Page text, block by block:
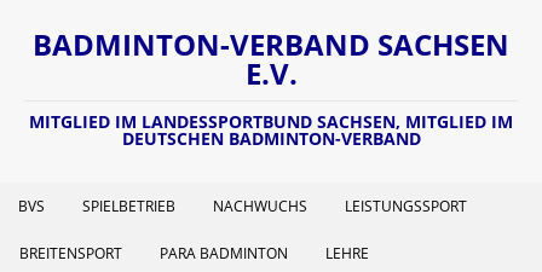
BADMINTON-VERBAND SACHSEN
E.V.
MITGLIED IM LANDESSPORTBUND SACHSEN, MITGLIED IM
DEUTSCHEN BADMINTON-VERBAND
BVS SPIELBETRIEB NACHWUCHS LEISTUNGSSPORT
BREITENSPORT PARA BADMINTON LEHRE